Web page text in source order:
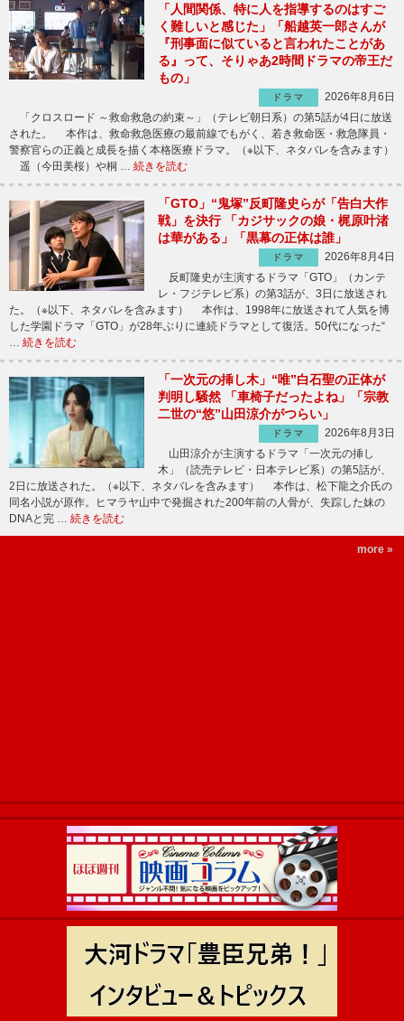
「人間関係、特に人を指導するのはすご
く難しいと感じた」「船越英一郎さんが
『刑事面に似ていると言われたことがあ
る』って、そりゃあ2時間ドラマの帝王だ
もの」
ドラマ
2026年8月6日
「クロスロード ～救命救急の約束～」（テレビ朝日系）の第5話が4日に放送
された。 本作は、救命救急医療の最前線でもがく、若き救命医・救急隊員・
警察官らの正義と成長を描く本格医療ドラマ。（※以下、ネタバレを含みます）
遥（今田美桜）や桐 … 続きを読む
「GTO」“鬼塚”反町隆史らが「告白大作
戦」を決行 「カジサックの娘・梶原叶渚
は華がある」「黒幕の正体は誰」
ドラマ
2026年8月4日
反町隆史が主演するドラマ「GTO」（カンテ
レ・フジテレビ系）の第3話が、3日に放送され
た。（※以下、ネタバレを含みます） 本作は、1998年に放送されて人気を博
した学園ドラマ「GTO」が28年ぶりに連続ドラマとして復活。50代になった“
… 続きを読む
「一次元の挿し木」“唯”白石聖の正体が
判明し騒然 「車椅子だったよね」「宗教
二世の“悠”山田涼介がつらい」
ドラマ
2026年8月3日
山田涼介が主演するドラマ「一次元の挿し
木」（読売テレビ・日本テレビ系）の第5話が、
2日に放送された。（※以下、ネタバレを含みます） 本作は、松下龍之介氏の
同名小説が原作。ヒマラヤ山中で発掘された200年前の人骨が、失踪した妹の
DNAと完 … 続きを読む
more »